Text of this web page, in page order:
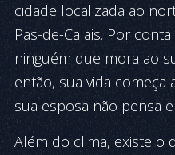
cidade localizada ao
Pas-de-Ca­lais. Por
ninguém que mora ao
então, sua vida começa
sua esposa não pensa
Além do clima, existe o